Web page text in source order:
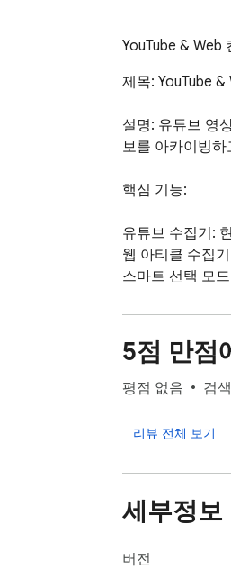
YouTube &
제목: YouTube
설명: 유튜브 영
보를 아카이빙
핵심 기능:
유튜브 수집기:
웹 아티클 수집
스마트 선택 모
손쉬운 관리: 수
프리미엄 디자
지금 바로
5점 만점
평점 없음 검
리뷰 전체 보기
세부정보
버전